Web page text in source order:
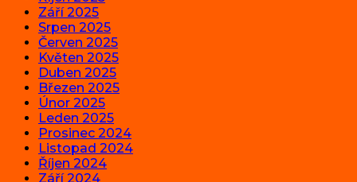
Září 2025
Srpen 2025
Červen 2025
Květen 2025
Duben 2025
Březen 2025
Únor 2025
Leden 2025
Prosinec 2024
Listopad 2024
Říjen 2024
Září 2024